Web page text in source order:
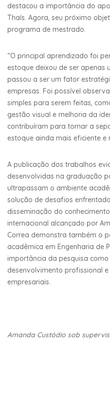
destacou a importância do
Thaís. Agora, seu próximo
programa de mestrado.
“O principal aprendizado foi
estoque deixou de ser
passou a ser um fator
empresas. Foi possível
simples para serem feitas,
gestão visual e melhoria da
contribuíram para tornar a
estoque ainda mais eficiente e
A publicação dos trabalhos
desenvolvidas na graduação
ultrapassam o ambiente
solução de desafios
disseminação do
internacional alcançado por
Correa demonstra também o
acadêmica em Engenharia de
importância da pesquisa
desenvolvimento profissional
empresariais.
Amanda Custódio sob